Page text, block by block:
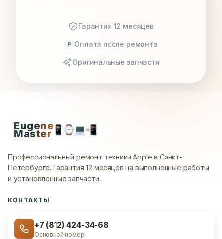
Гарантия 12 месяцев
P Оплата после ремонта
Оригинальные запчасти
Eugene
Master📱 ⌚💻📲
Профессиональный ремонт техники Apple в Санкт-
Петербурге. Гарантия 12 месяцев на выполненные работы
и установленные запчасти.
КОНТАКТЫ
+7 (812) 424-34-68
Основной номер